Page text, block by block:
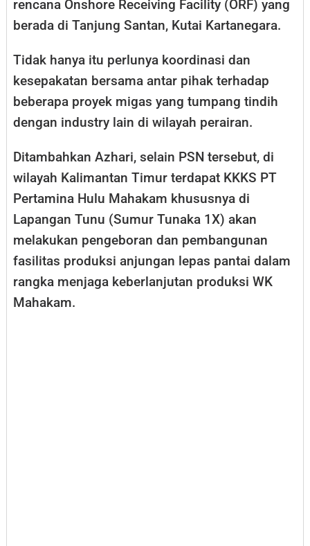
rencana Onshore Receiving Facility (ORF) yang
berada di Tanjung Santan, Kutai Kartanegara.
Tidak hanya itu perlunya koordinasi dan
kesepakatan bersama antar pihak terhadap
beberapa proyek migas yang tumpang tindih
dengan industry lain di wilayah perairan.
Ditambahkan Azhari, selain PSN tersebut, di
wilayah Kalimantan Timur terdapat KKKS PT
Pertamina Hulu Mahakam khususnya di
Lapangan Tunu (Sumur Tunaka 1X) akan
melakukan pengeboran dan pembangunan
fasilitas produksi anjungan lepas pantai dalam
rangka menjaga keberlanjutan produksi WK
Mahakam.